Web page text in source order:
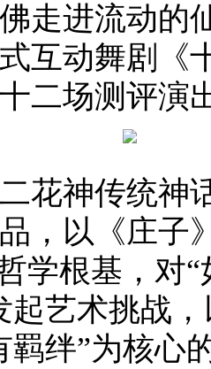
走进流动的
动舞剧《
二场测评演
花神传统神
，以《庄子
学根基，对
起艺术挑战
绊”为核心